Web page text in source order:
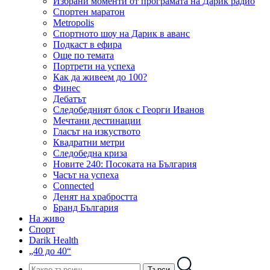
Спортен маратон
Metropolis
Спортното шоу на Дарик в аванс
Подкаст в ефира
Още по темата
Портрети на успеха
Как да живеем до 100?
Финес
Дебатът
Следобедният блок с Георги Иванов
Мечтани дестинации
Гласът на изкуството
Квадратни метри
Следобедна криза
Новите 240: Посоката на България
Часът на успеха
Connected
Денят на храбростта
Бранд България
На живо
Спорт
Darik Health
„40 до 40“